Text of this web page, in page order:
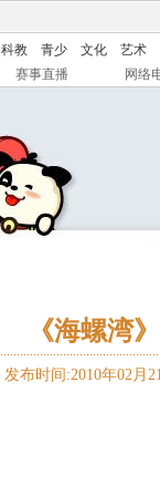
科教 青少 文化
艺术
赛事直播 网络
《海螺湾
发布时间:2010年02月